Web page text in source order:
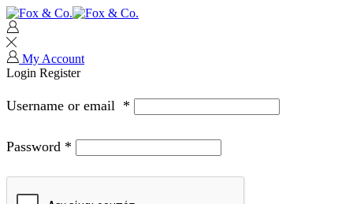
My Account
Login Register
Username or email *
Password *